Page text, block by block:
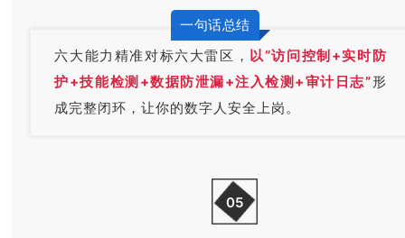
一句话总结
六大能力精准对标六大雷区， 以“访问控制+实时防
护+技能检测+数据防泄漏+注入检测+审计日志”形
成完整闭环，让你的数字人安全上岗。
05